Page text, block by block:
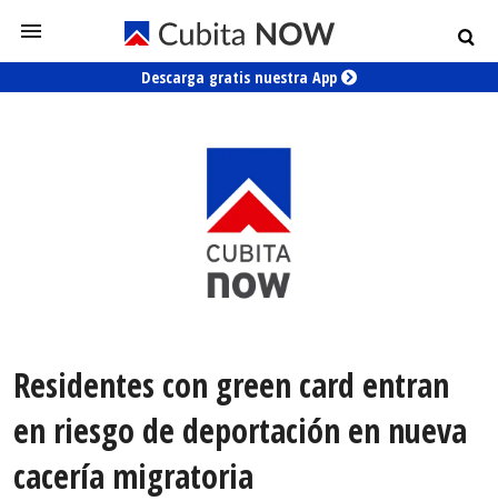
Descarga gratis nuestra App
Residentes con green card entran
en riesgo de deportación en nueva
cacería migratoria